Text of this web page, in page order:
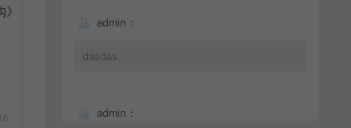
admin：
dasdas
admin：